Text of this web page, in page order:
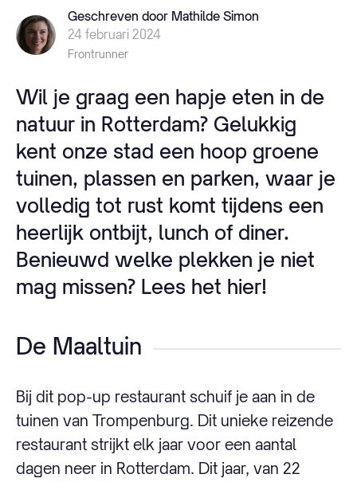
Geschreven door Mathilde Simon
24 februari 2024
Frontrunner
Wil je graag een hapje eten in de
natuur in Rotterdam? Gelukkig
kent onze stad een hoop groene
tuinen, plassen en parken, waar je
volledig tot rust komt tijdens een
heerlijk ontbijt, lunch of diner.
Benieuwd welke plekken je niet
mag missen? Lees het hier!
De Maaltuin
Bij dit pop-up restaurant schuif je aan in de
tuinen van Trompenburg. Dit unieke reizende
restaurant strijkt elk jaar voor een aantal
dagen neer in Rotterdam. Dit jaar, van 22